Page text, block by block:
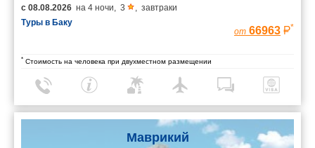
с 08.08.2026 на 4 ночи 3
завтраки
Туры в Баку
от 66963 *
* Стоимость на человека при двухместном размещении
Маврикий